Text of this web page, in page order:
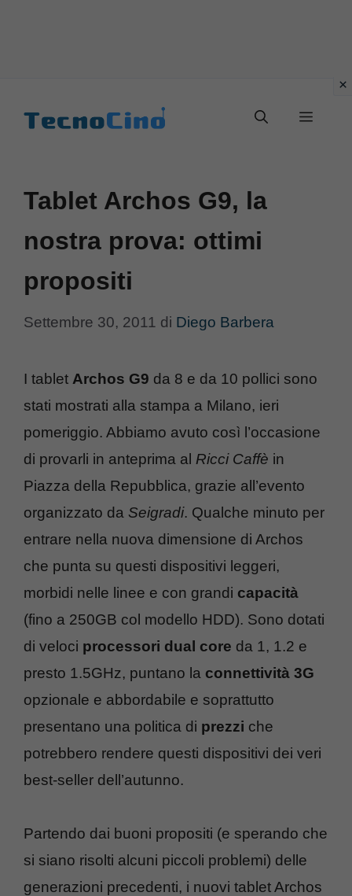
Menu
Tablet Archos G9, la
nostra prova: ottimi
propositi
Settembre 30, 2011 di Diego Barbera
I tablet Archos G9 da 8 e da 10 pollici sono
stati mostrati alla stampa a Milano, ieri
pomeriggio. Abbiamo avuto così l’occasione
di provarli in anteprima al Ricci Caffè in
Piazza della Repubblica, grazie all’evento
organizzato da Seigradi. Qualche minuto per
entrare nella nuova dimensione di Archos
che punta su questi dispositivi leggeri,
morbidi nelle linee e con grandi capacità
(fino a 250GB col modello HDD). Sono dotati
di veloci processori dual core da 1, 1.2 e
presto 1.5GHz, puntano la connettività 3G
opzionale e abbordabile e soprattutto
presentano una politica di prezzi che
potrebbero rendere questi dispositivi dei veri
best-seller dell’autunno.
Partendo dai buoni propositi (e sperando che
si siano risolti alcuni piccoli problemi) delle
generazioni precedenti, i nuovi tablet Archos